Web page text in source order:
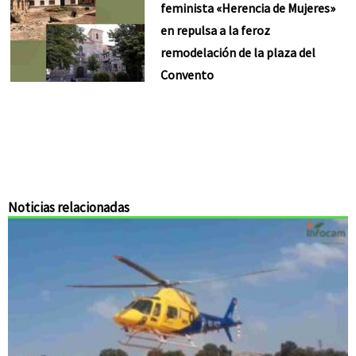
feminista «Herencia de Mujeres»
en repulsa a la feroz
remodelación de la plaza del
Convento
Noticias relacionadas